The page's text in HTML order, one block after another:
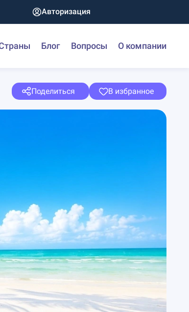
Авторизация
Блог Вопросы О компании
Поделиться В избранное